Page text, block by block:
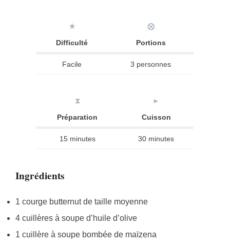
★
Difficulté
⨂
Portions
Facile 3 personnes
⧗
Préparation
►
Cuisson
15 minutes 30 minutes
Ingrédients
1 courge butternut de taille moyenne
4 cuillères à soupe d’huile d’olive
1 cuillère à soupe bombée de maïzena